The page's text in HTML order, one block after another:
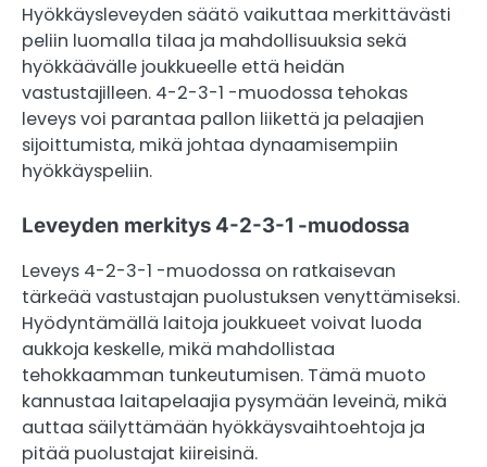
Hyökkäysleveyden säätö vaikuttaa merkittävästi
peliin luomalla tilaa ja mahdollisuuksia sekä
hyökkäävälle joukkueelle että heidän
vastustajilleen. 4-2-3-1 -muodossa tehokas
leveys voi parantaa pallon liikettä ja pelaajien
sijoittumista, mikä johtaa dynaamisempiin
hyökkäyspeliin.
Leveyden merkitys 4-2-3-1 -muodossa
Leveys 4-2-3-1 -muodossa on ratkaisevan
tärkeää vastustajan puolustuksen venyttämiseksi.
Hyödyntämällä laitoja joukkueet voivat luoda
aukkoja keskelle, mikä mahdollistaa
tehokkaamman tunkeutumisen. Tämä muoto
kannustaa laitapelaajia pysymään leveinä, mikä
auttaa säilyttämään hyökkäysvaihtoehtoja ja
pitää puolustajat kiireisinä.